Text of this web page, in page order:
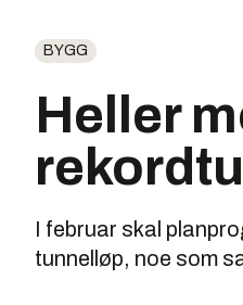
BYGG
Heller
I februar skal
tunnelløp, noe som